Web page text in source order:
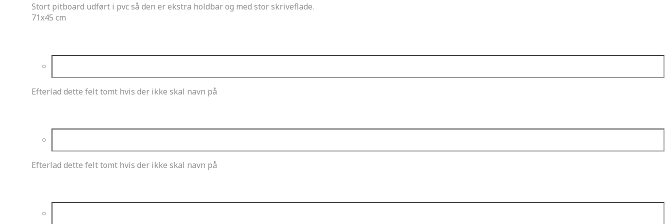
Stort pitboard udført i pvc så den er ekstra holdbar og med stor skriveflade.
71x45 cm
Efterlad dette felt tomt hvis der ikke skal navn på
Efterlad dette felt tomt hvis der ikke skal navn på